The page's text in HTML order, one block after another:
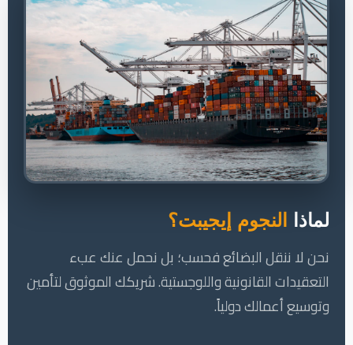
لماذا النجوم إيجيبت؟
نحن لا ننقل البضائع فحسب؛ بل نحمل عنك عبء
التعقيدات القانونية واللوجستية. شريكك الموثوق لتأمين
وتوسيع أعمالك دولياً.